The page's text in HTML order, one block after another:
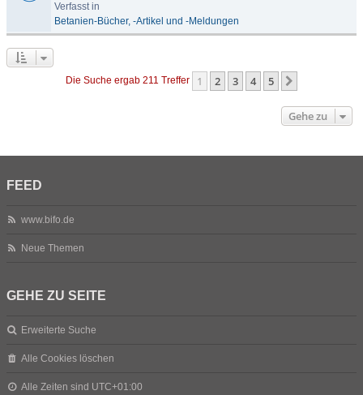
Verfasst in
Betanien-Bücher, -Artikel und -Meldungen
Die Suche ergab 211 Treffer 1 2 3 4 5
Gehe zu
FEED
www.bifo.de
Neue Themen
GEHE ZU SEITE
Erweiterte Suche
Alle Cookies löschen
Alle Zeiten sind UTC+01:00